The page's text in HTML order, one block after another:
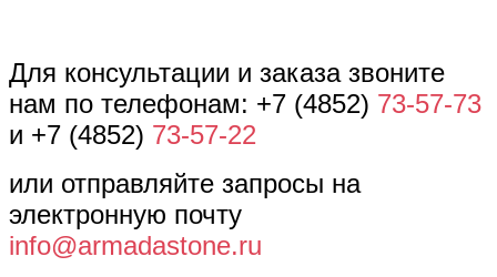
Для консультации и заказа звоните
нам по телефонам: +7 (4852) 73-57-73
и +7 (4852) 73-57-22
или отправляйте запросы на
электронную почту
info@armadastone.ru